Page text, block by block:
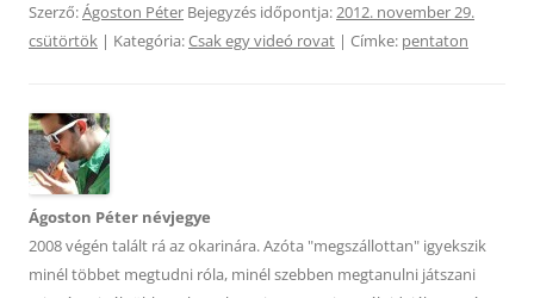
Szerző:Ágoston Péter Bejegyzés időpontja:2012. november 29.
csütörtök | Kategória:Csak egy videó rovat | Címke: pentaton
Ágoston Péter névjegye
2008 végén talált rá az okarinára. Azóta "megszállottan" igyekszik
minél többet megtudni róla, minél szebben megtanulni játszani